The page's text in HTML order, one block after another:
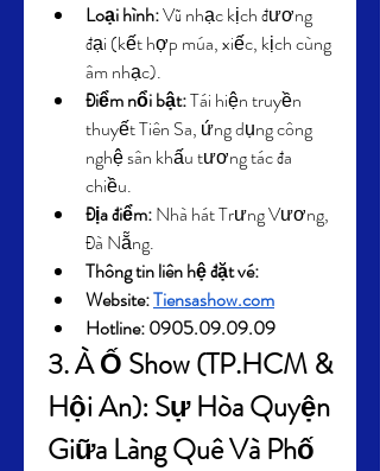
Loại hình: Vũ nhạc kịch đương
đại (kết hợp múa, xiếc, kịch cùng
âm nhạc).
Điểm nổi bật: Tái hiện truyền
thuyết Tiên Sa, ứng dụng công
nghệ sân khấu tương tác đa
chiều.
Địa điểm: Nhà hát Trưng Vương,
Đà Nẵng.
Thông tin liên hệ đặt vé:
Website: Tiensashow.com
Hotline: 0905.09.09.09
3. À Ố Show (TP.HCM &
Hội An): Sự Hòa Quyện
Giữa Làng Quê Và Phố